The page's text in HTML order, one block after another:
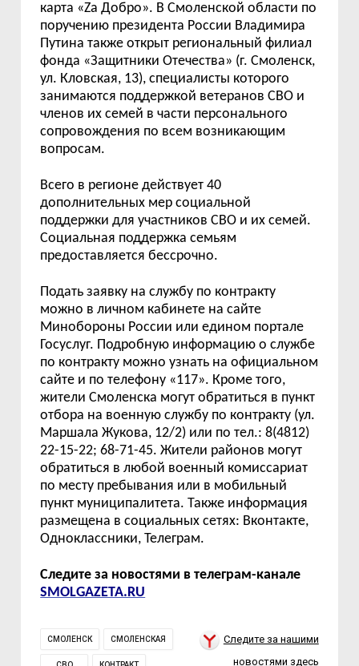
карта «Zа Добро». В Смоленской области по
поручению президента России Владимира
Путина также открыт региональный филиал
фонда «Защитники Отечества» (г. Смоленск,
ул. Кловская, 13), специалисты которого
занимаются поддержкой ветеранов СВО и
членов их семей в части персонального
сопровождения по всем возникающим
вопросам.
Всего в регионе действует 40
дополнительных мер социальной
поддержки для участников СВО и их семей.
Социальная поддержка семьям
предоставляется бессрочно.
Подать заявку на службу по контракту
можно в личном кабинете на сайте
Минобороны России или едином портале
Госуслуг. Подробную информацию о службе
по контракту можно узнать на официальном
сайте и по телефону «117». Кроме того,
жители Смоленска могут обратиться в пункт
отбора на военную службу по контракту (ул.
Маршала Жукова, 12/2) или по тел.: 8(4812)
22-15-22; 68-71-45. Жители районов могут
обратиться в любой военный комиссариат
по месту пребывания или в мобильный
пункт муниципалитета. Также информация
размещена в социальных сетях: Вконтакте,
Одноклассники, Телеграм.
Следите за новостями в телеграм-канале
SMOLGAZETA.RU
СМОЛЕНСК СМОЛЕНСКАЯ
Следите за нашими
новостями здесь